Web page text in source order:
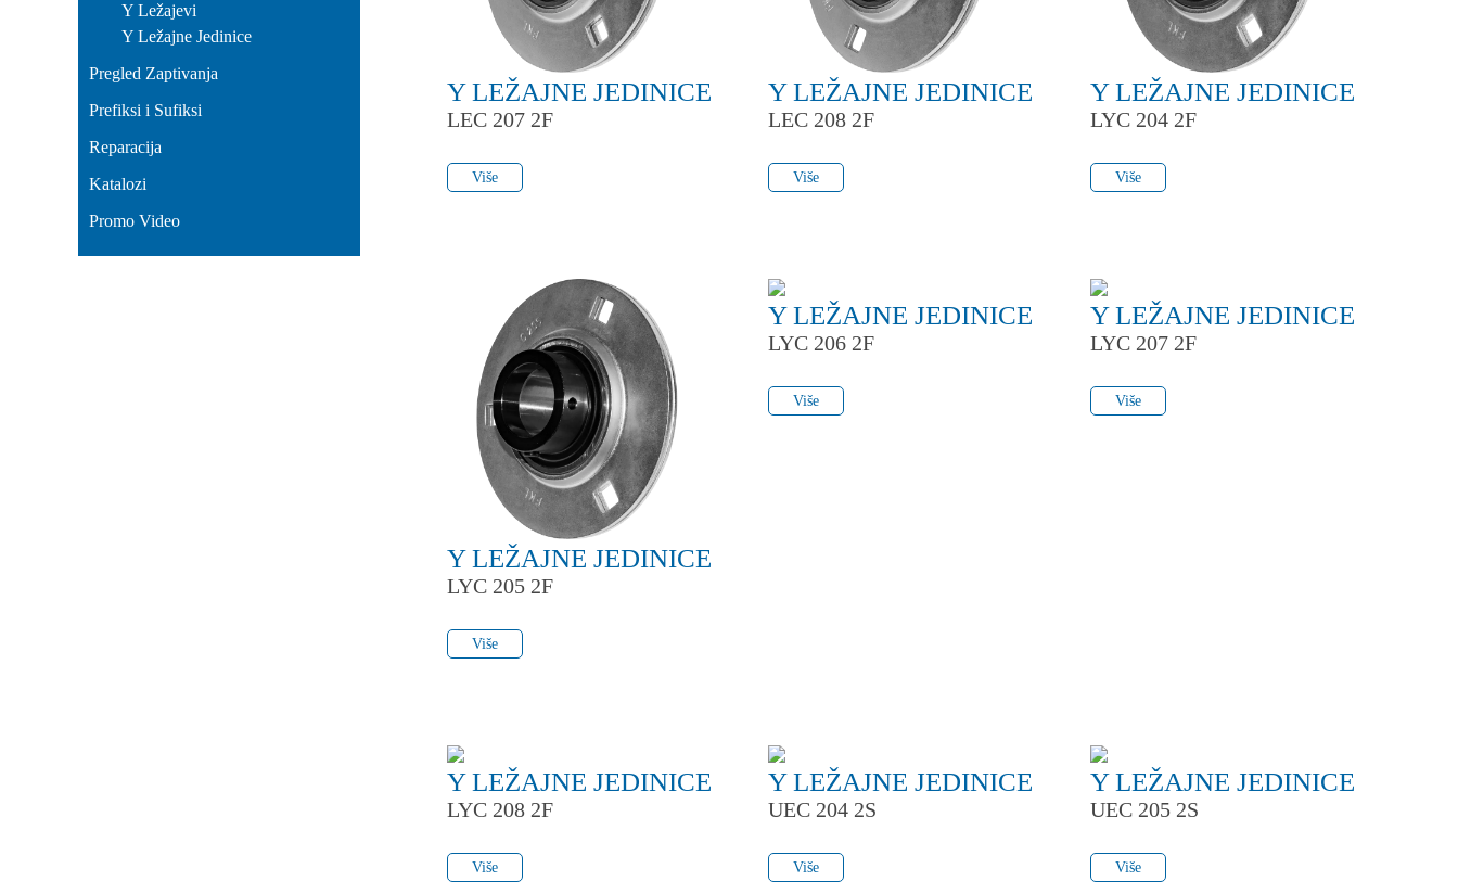
Y Ležajevi
Y Ležajne Jedinice
Pregled Zaptivanja
Prefiksi i Sufiksi
Reparacija
Katalozi
Promo Video
Y LEŽAJNE JEDINICE
LEC 207 2F
Više
Y LEŽAJNE JEDINICE
LEC 208 2F
Više
Y LEŽAJNE JEDINICE
LYC 204 2F
Više
Y LEŽAJNE JEDINICE
LYC 205 2F
Više
Y LEŽAJNE JEDINICE
LYC 206 2F
Više
Y LEŽAJNE JEDINICE
LYC 207 2F
Više
Y LEŽAJNE JEDINICE
LYC 208 2F
Više
Y LEŽAJNE JEDINICE
UEC 204 2S
Više
Y LEŽAJNE JEDINICE
UEC 205 2S
Više